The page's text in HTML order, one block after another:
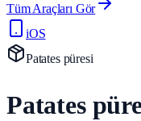
Tüm Araçları Gör
iOS
Patates püresi
Patates